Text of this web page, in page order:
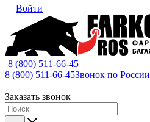
Войти
8 (800) 511-66-45
8 (800) 511-66-45Звонок по России
Заказать звонок